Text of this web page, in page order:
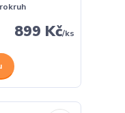
899 Kč/ks